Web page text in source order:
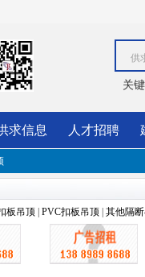
供
关
求信息 人才招聘
板吊顶 PVC扣板吊顶 其他隔